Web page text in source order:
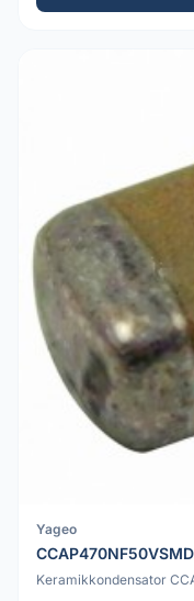
Yageo
Keramikkondensator